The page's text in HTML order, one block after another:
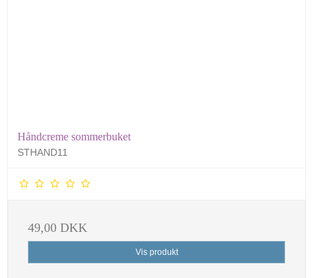
Håndcreme sommerbuket
STHAND11
49,00 DKK
Vis produkt